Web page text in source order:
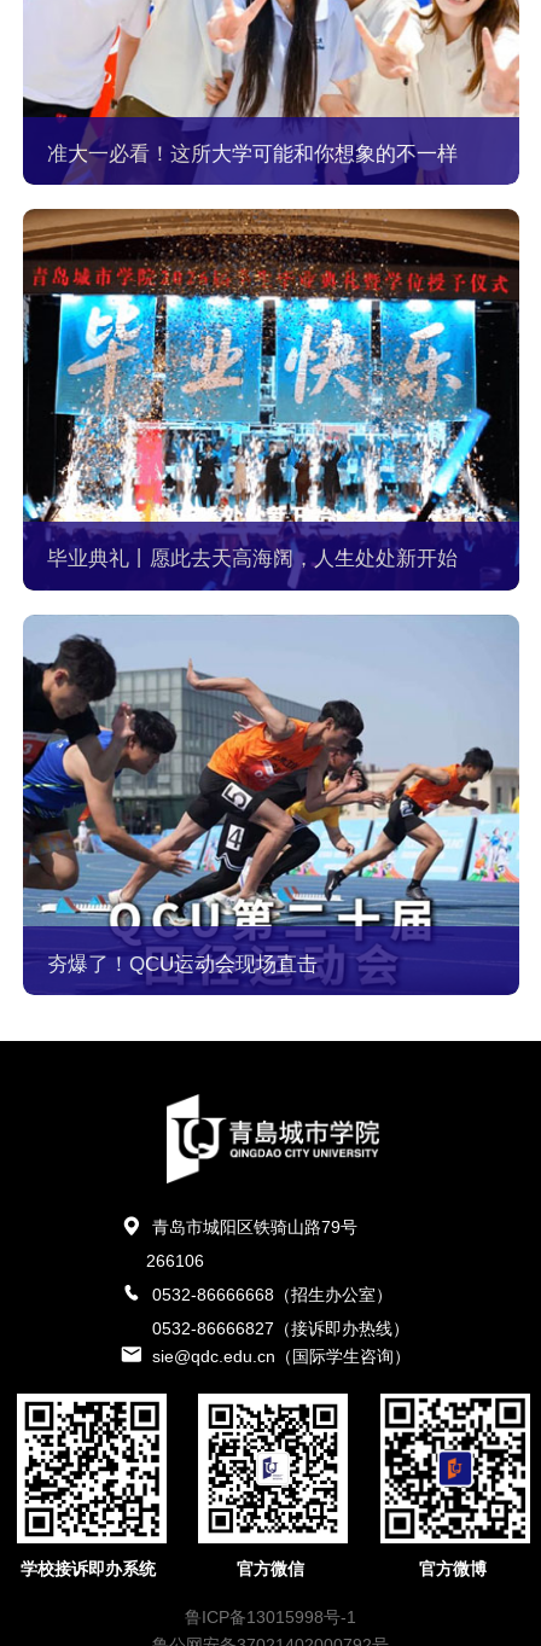
准大一必看！这所大学可能和你想象的不一样
毕业典礼丨愿此去天高海阔，人生处处新开始
夯爆了！QCU运动会现场直击
青岛市城阳区铁骑山路79号
266106
0532-86666668（招生办公室）
0532-86666827（接诉即办热线）
sie@qdc.edu.cn（国际学生咨询）
学校接诉即办系统 官方微信 官方微博
鲁ICP备13015998号-1